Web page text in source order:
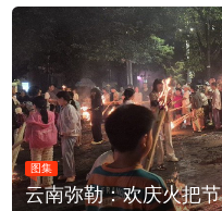
图集
云南弥勒：欢庆火把节